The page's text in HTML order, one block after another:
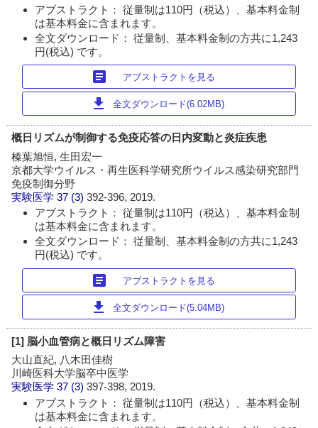
アブストラクト： 従量制は110円（税込）、基本料金制
は基本料金に含まれます。
全文ダウンロード： 従量制、基本料金制の方共に1,243
円(税込) です。
article アブストラクトを見る
download 全文ダウンロード(6.02MB)
概日リズムが制御する免疫応答の日内変動と炎症疾患
榛葉旭恒, 生田宏一
京都大学ウイルス・再生医科学研究所ウイルス感染研究部門
免疫制御分野
実験医学 37 (3)392-396, 2019.
アブストラクト： 従量制は110円（税込）、基本料金制
は基本料金に含まれます。
全文ダウンロード： 従量制、基本料金制の方共に1,243
円(税込) です。
article アブストラクトを見る
download 全文ダウンロード(5.04MB)
[1] 脳小血管病と概日リズム障害
大山直紀, 八木田佳樹
川崎医科大学脳卒中医学
実験医学 37 (3)397-398, 2019.
アブストラクト： 従量制は110円（税込）、基本料金制
は基本料金に含まれます。